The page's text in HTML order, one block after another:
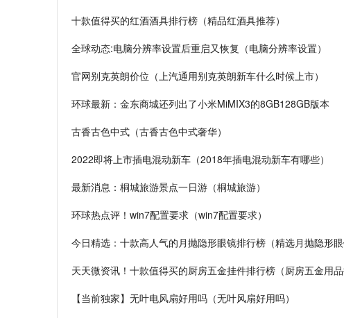
十款值得买的红酒酒具排行榜（精品红酒具推荐）
全球动态:电脑分辨率设置后重启又恢复（电脑分辨率设置）
官网别克英朗价位（上汽通用别克英朗新车什么时候上市）
环球最新：金东商城还列出了小米MiMIX3的8GB128GB版本
古香古色中式（古香古色中式奢华）
2022即将上市插电混动新车（2018年插电混动新车有哪些）
最新消息：桐城旅游景点一日游（桐城旅游）
环球热点评！win7配置要求（win7配置要求）
今日精选：十款高人气的月抛隐形眼镜排行榜（精选月抛隐形眼
天天微资讯！十款值得买的厨房五金挂件排行榜（厨房五金用品
【当前独家】无叶电风扇好用吗（无叶风扇好用吗）